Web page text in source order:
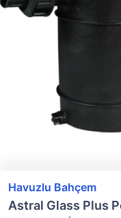
Havuzlu Bahçem
Astral Glass Plus